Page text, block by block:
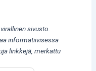
sivusto.
informatiivisessa
linkkejä, merkattu